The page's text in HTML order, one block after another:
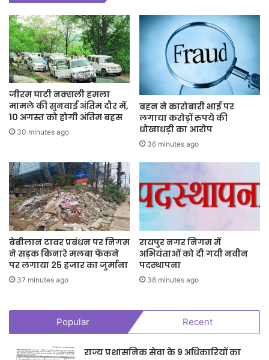
जीरम घाटी नक्सली हमला
मामले की सुनवाई अंतिम दौर में,
10 अगस्त को होगी अंतिम बहस
30 minutes ago
बहन ने कारोबारी भाई पर
लगाया करोड़ों रुपये की
धोखाधड़ी का आरोप
36 minutes ago
बेबीलान टावर प्रबंधन पर निगम
ने सड़क किनारे मलबा फेंकने
पर लगाया 25 हजार का जुर्माना
37 minutes ago
रायपुर नगर निगम में
अभियंताओं को दी गयी नवीन
पदस्थापना
38 minutes ago
Popular Recent
राज्य प्रशासनिक सेवा के 9 अधिकारियों का